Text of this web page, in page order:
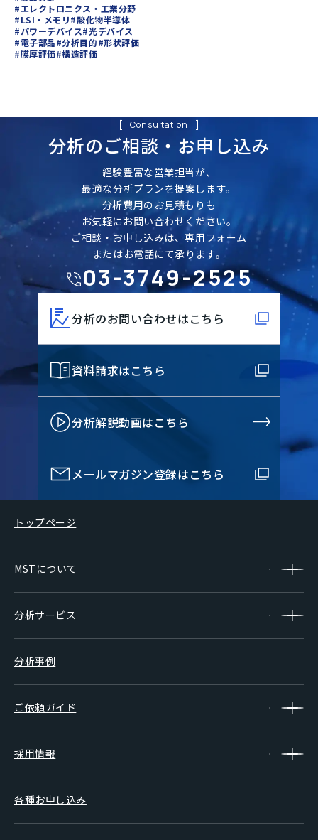
#エレクトロニクス・工業分野
#LSI・メモリ#酸化物半導体
#パワーデバイス#光デバイス
#電子部品#分析目的#形状評価
#膜厚評価#構造評価
Consultation
分析のご相談・ お申し込み
経験豊富な営業担当が、
最適な分析プランを提案します。
分析費用のお見積もりも
お気軽にお問い合わせください。
ご相談・お申し込みは、専用フォーム
またはお電話にて承ります。
03-3749-2525
分析のお問い合わせはこちら
資料請求はこちら
分析解説動画はこちら
メールマガジン登録はこちら
トップページ
MSTについて
分析サービス
分析事例
ご依頼ガイド
採用情報
各種お申し込み